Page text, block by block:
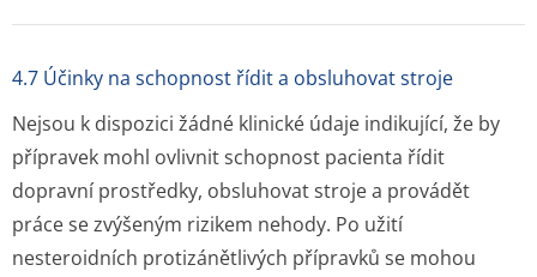
4.7 Účinky na schopnost řídit a obsluhovat stroje
Nejsou k dispozici žádné klinické údaje indikující, že by
přípravek mohl ovlivnit schopnost pacienta řídit
dopravní prostředky, obsluhovat stroje a provádět
práce se zvýšeným rizikem nehody. Po užití
nesteroidních protizánětlivých přípravků se mohou